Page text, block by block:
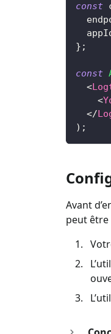
const
} ;
const
<
<
</
) ;
Avant
peut être